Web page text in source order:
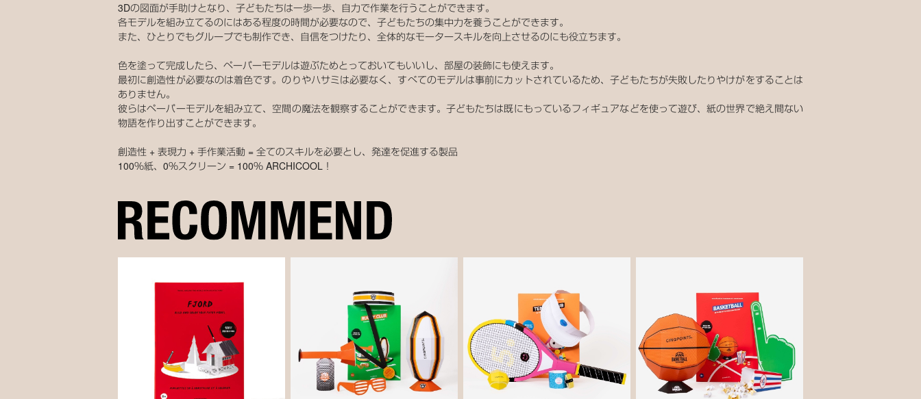
3Dの図面が手助けとなり、子どもたちは一歩一歩、自力で作業を行うことができます。
各モデルを組み立てるのにはある程度の時間が必要なので、子どもたちの集中力を養うことができます。
また、ひとりでもグループでも制作でき、自信をつけたり、全体的なモータースキルを向上させるのにも役立ちます。
色を塗って完成したら、ペーパーモデルは遊ぶためとっておいてもいいし、部屋の装飾にも使えます。
最初に創造性が必要なのは着色です。のりやハサミは必要なく、すべてのモデルは事前にカットされているため、子どもたちが失敗したりやけがをすることは
ありません。
彼らはペーパーモデルを組み立て、空間の魔法を観察することができます。子どもたちは既にもっているフィギュアなどを使って遊び、紙の世界で絶え間ない
物語を作り出すことができます。
創造性 + 表現力 + 手作業活動 = 全てのスキルを必要とし、発達を促進する製品
100％紙、0％スクリーン = 100％ ARCHICOOL！